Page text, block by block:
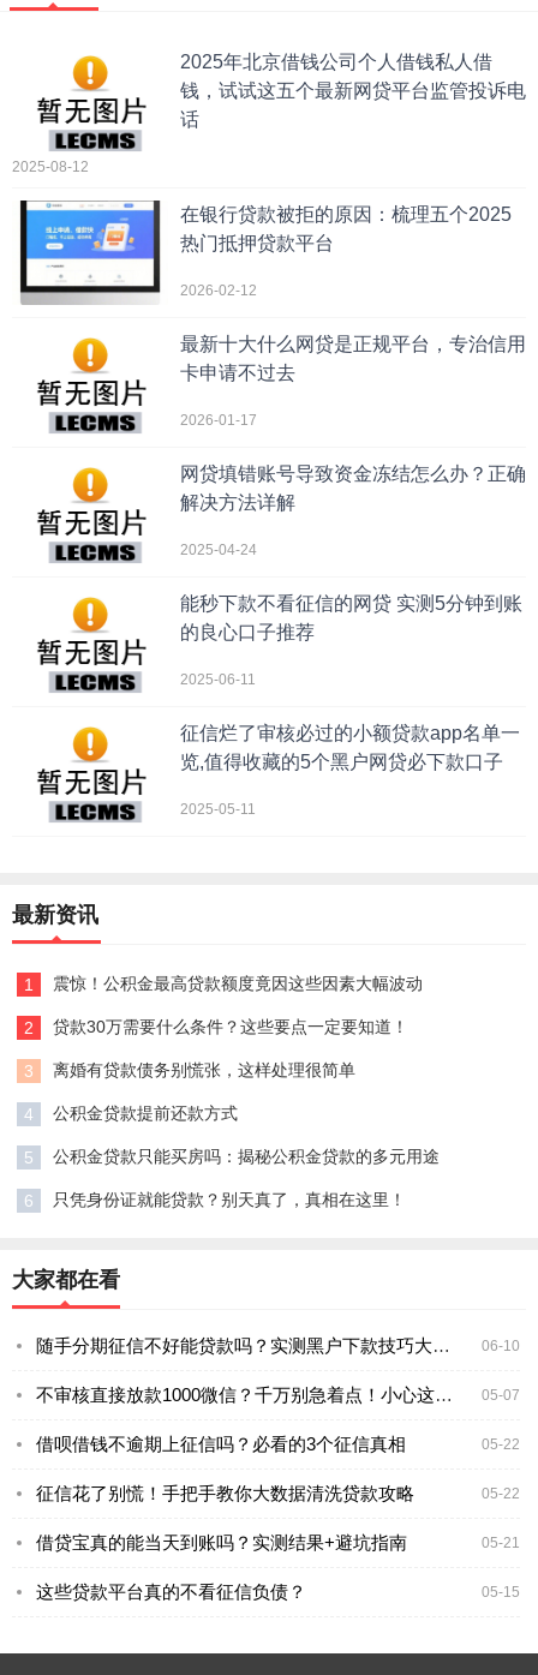
2025年北京借钱公司个人借钱私人借
钱，试试这五个最新网贷平台监管投诉电
话
2025-08-12
在银行贷款被拒的原因：梳理五个2025
热门抵押贷款平台
2026-02-12
最新十大什么网贷是正规平台，专治信用
卡申请不过去
2026-01-17
网贷填错账号导致资金冻结怎么办？正确
解决方法详解
2025-04-24
能秒下款不看征信的网贷 实测5分钟到账
的良心口子推荐
2025-06-11
征信烂了审核必过的小额贷款app名单一
览,值得收藏的5个黑户网贷必下款口子
2025-05-11
最新资讯
1 震惊！公积金最高贷款额度竟因这些因素大幅波动
2 贷款30万需要什么条件？这些要点一定要知道！
3 离婚有贷款债务别慌张，这样处理很简单
4 公积金贷款提前还款方式
5 公积金贷款只能买房吗：揭秘公积金贷款的多元用途
6 只凭身份证就能贷款？别天真了，真相在这里！
大家都在看
06-10
随手分期征信不好能贷款吗？实测黑户下款技巧大公开
05-07
不审核直接放款1000微信？千万别急着点！小心这些坑
05-22
借呗借钱不逾期上征信吗？必看的3个征信真相
05-22
征信花了别慌！手把手教你大数据清洗贷款攻略
05-21
借贷宝真的能当天到账吗？实测结果+避坑指南
05-15
这些贷款平台真的不看征信负债？